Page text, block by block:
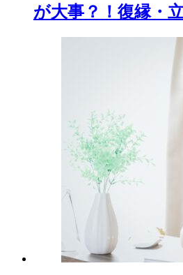
が大事？！復縁・